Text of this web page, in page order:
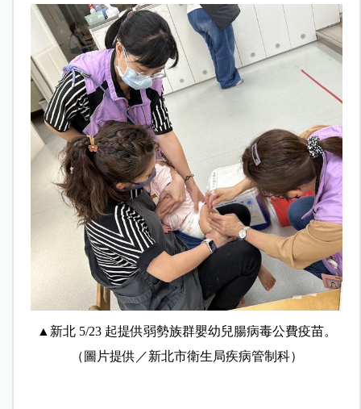
▲新北 5/23 起提供弱勢族群嬰幼兒腸病毒公費疫苗。
（圖片提供／新北市衛生局疾病管制科）